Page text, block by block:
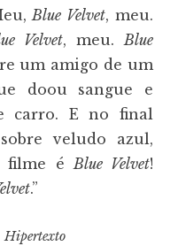
Blue Velvet, meu.
Velvet, meu. Blue
um amigo de um
doou sangue e
carro. E no final
veludo azul,
filme é Blue Velvet!
.”
Hipertexto